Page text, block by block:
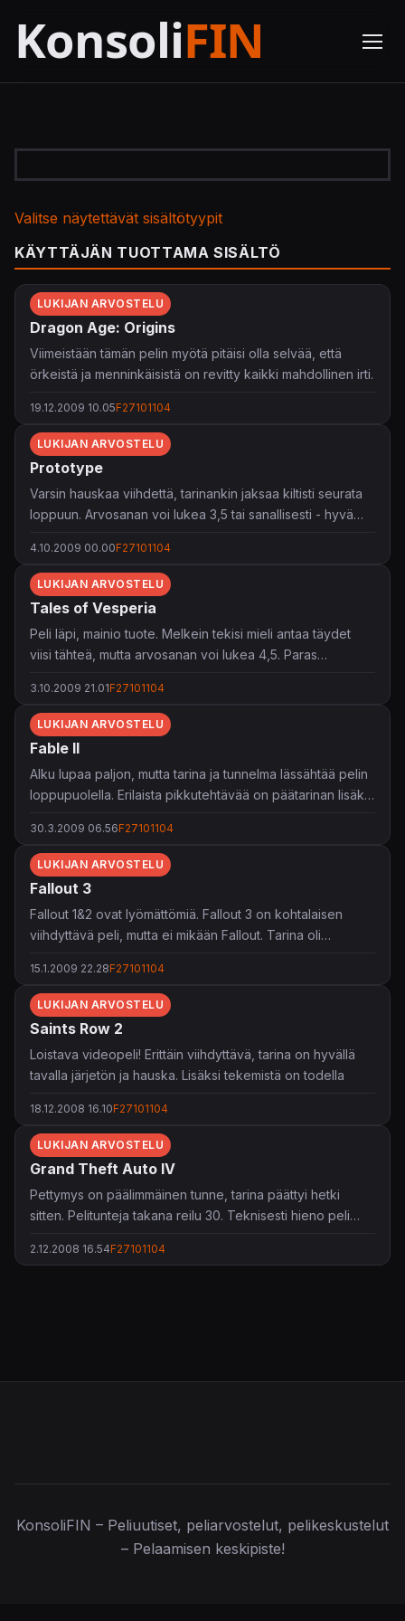
Valitse näytettävät sisältötyypit
KÄYTTÄJÄN TUOTTAMA SISÄLTÖ
LUKIJAN ARVOSTELU
Dragon Age: Origins
Viimeistään tämän pelin myötä pitäisi olla selvää, että
örkeistä ja menninkäisistä on revitty kaikki mahdollinen irti.
tämä oli vain hyvä peli.
Aiheen takia pelissä oli liian paljon tuttua, liian paljon
sellaista, jonka oli nähnyt ja kokenut jo useissa muissa
samanlaisissa peleissä. Tarinakaan ei ollut niin hyvä, kuin
olisin BioWarelta odottanut. Eniten kuitenkin häiritsi paljon
19.12.2009 10.05F27101104
LUKIJAN ARVOSTELU
Prototype
Varsin hauskaa viihdettä, tarinankin jaksaa kiltisti seurata
loppuun. Arvosanan voi lukea 3,5 tai sanallisesti - hyvä
4.10.2009 00.00F27101104
LUKIJAN ARVOSTELU
Tales of Vesperia
Peli läpi, mainio tuote. Melkein tekisi mieli antaa täydet
viisi tähteä, mutta arvosanan voi lukea 4,5. Paras
3.10.2009 21.01F27101104
LUKIJAN ARVOSTELU
Fable II
Alku lupaa paljon, mutta tarina ja tunnelma lässähtää pelin
loppupuolella. Erilaista pikkutehtävää on päätarinan lisäksi
onnistuneet koukuttamaan. Yksinkertaisesti ja lyhyesti
hyvä peli, mutta ei läheskään täydellinen tai unohtumaton
pelikokemus.
30.3.2009 06.56F27101104
LUKIJAN ARVOSTELU
Fallout 3
Fallout 1&2 ovat lyömättömiä. Fallout 3 on kohtalaisen
viihdyttävä peli, mutta ei mikään Fallout. Tarina oli
kuitenkin ajoittain upeasti.
15.1.2009 22.28F27101104
LUKIJAN ARVOSTELU
Saints Row 2
Loistava videopeli! Erittäin viihdyttävä, tarina on hyvällä
tavalla järjetön ja hauska. Lisäksi tekemistä on todella
paikoin ikäviä yllätyksiä, mutta eivät onnistu pilaamaan
nautintoa. Pelin pelaaminen on yksinkertaisesti hauskaa!
Korkein arvosana 4 tähteä, täydellisyyttä kun ei ole
olemassa. GTAIV oli vuoden kovin pettymys, Saints Row 2
vuoden suurin ilopilleri.
18.12.2008 16.10F27101104
LUKIJAN ARVOSTELU
Grand Theft Auto IV
Pettymys on päälimmäinen tunne, tarina päättyi hetki
sitten. Pelitunteja takana reilu 30. Teknisesti hieno peli
tekemisen puutteeseen. Ajaminen erilaisilla menopeleillä
2.12.2008 16.54F27101104
KonsoliFIN – Peliuutiset, peliarvostelut, pelikeskustelut
– Pelaamisen keskipiste!